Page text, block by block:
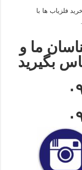
فلزیاب ها با
ما و
بگیرید